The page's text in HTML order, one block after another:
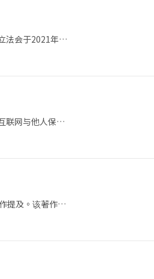
法会于2021年…
联网与他人保…
提及。该著作…